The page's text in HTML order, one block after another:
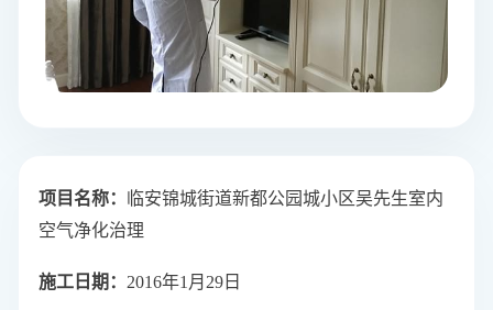
项目名称：
临安锦城街道新都公园城小区吴先生室内
空气净化治理
施工日期： 2016年1月29日